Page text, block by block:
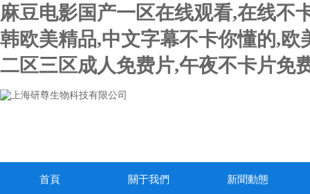
麻豆电影国产一区在线观看,在线不
韩欧美精品,中文字幕不卡你懂的,
二区三区成人免费片,午夜不卡片免
首頁 關于我們 新聞動態